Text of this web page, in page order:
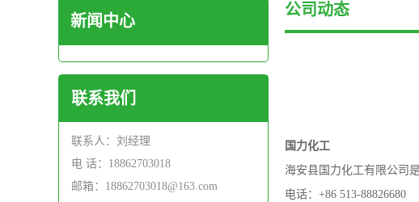
新闻中心
联系我们
联系人：刘经理
电 话：18862703018
邮箱：18862703018@163.com
公司动态
国力化工
海安县国力化工有限公司
电话：+86 513-88826680